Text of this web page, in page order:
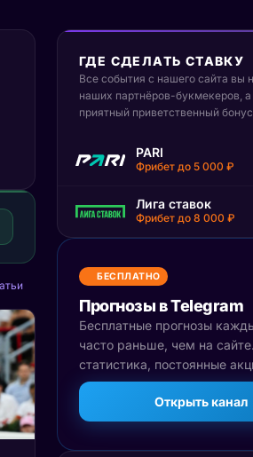
ГДЕ СДЕЛАТЬ СТАВКУ
Все события с нашего сайта вы
наших партнёров-букмекеров,
приятный приветственный
PARI
Фрибет до 5 000 ₽
Лига ставок
Фрибет до 8 000 ₽
БЕСПЛАТНО
Прогнозы в Telegram
Бесплатные прогнозы
часто раньше, чем на
статистика, постоянные
Открыть канал